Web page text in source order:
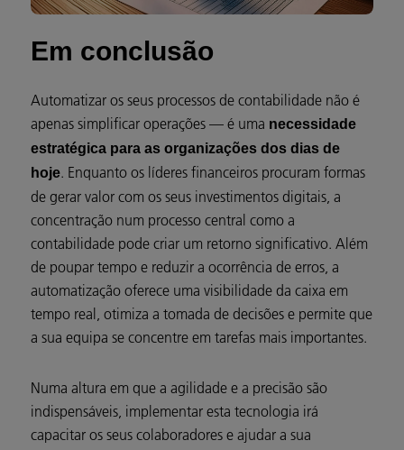
Em conclusão
Automatizar os seus processos de contabilidade não é
apenas simplificar operações — é uma necessidade
estratégica para as organizações dos dias de
hoje. Enquanto os líderes financeiros procuram formas
de gerar valor com os seus investimentos digitais, a
concentração num processo central como a
contabilidade pode criar um retorno significativo. Além
de poupar tempo e reduzir a ocorrência de erros, a
automatização oferece uma visibilidade da caixa em
tempo real, otimiza a tomada de decisões e permite que
a sua equipa se concentre em tarefas mais importantes.
Numa altura em que a agilidade e a precisão são
indispensáveis, implementar esta tecnologia irá
capacitar os seus colaboradores e ajudar a sua